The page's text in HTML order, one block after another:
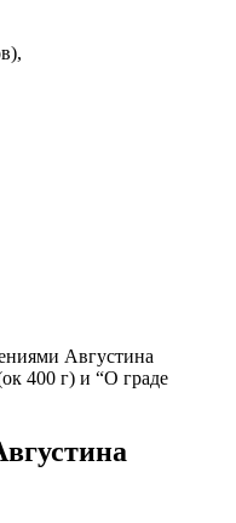
Августина
400 г) и “О граде